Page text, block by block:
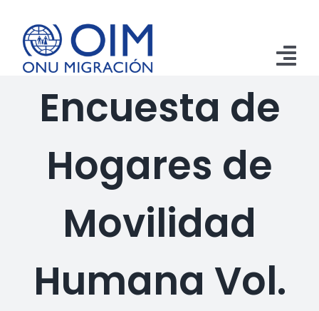
contenido
Inicio
Aprehensiones
Retornos
Emergencias
Encuesta de
Hogares de
Movilidad
Humana Vol.